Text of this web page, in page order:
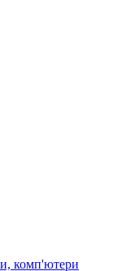
комп'ютери